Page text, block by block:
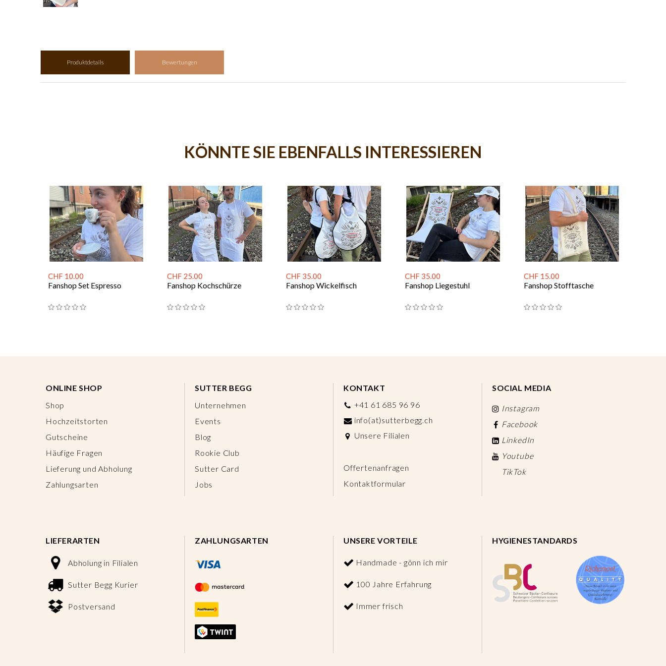
Produktdetails Bewertungen
KÖNNTE SIE EBENFALLS INTERESSIEREN
CHF 10.00
Fanshop Set Espresso
CHF 25.00
Fanshop Kochschürze
CHF 35.00
Fanshop Wickelfisch
CHF 35.00
Fanshop Liegestuhl
CHF 15.00
Fanshop Stofftasche
ONLINE SHOP
Shop
Hochzeitstorten
Gutscheine
Häufige Fragen
Lieferung und Abholung
Zahlungsarten
SUTTER BEGG
Unternehmen
Events
Blog
Rookie Club
Sutter Card
Jobs
KONTAKT
+41 61 685 96 96
info(at)sutterbegg.ch
Unsere Filialen
Offertenanfragen
Kontaktformular
SOCIAL MEDIA
Instagram
Facebook
LinkedIn
Youtube
TikTok
LIEFERARTEN
Abholung in Filialen
Sutter Begg Kurier
Postversand
ZAHLUNGSARTEN UNSERE VORTEILE
Handmade - gönn ich mir
100 Jahre Erfahrung
Immer frisch
HYGIENESTANDARDS